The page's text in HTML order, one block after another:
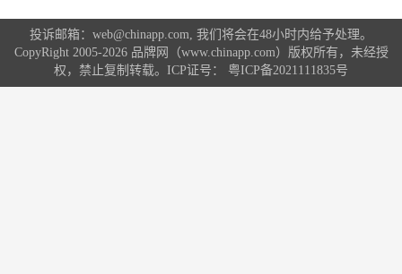
投诉邮箱：web@chinapp.com, 我们将会在48小时内给予处理。
CopyRight 2005-2026 品牌网（www.chinapp.com）版权所有，未经授
权，禁止复制转载。ICP证号： 粤ICP备2021111835号